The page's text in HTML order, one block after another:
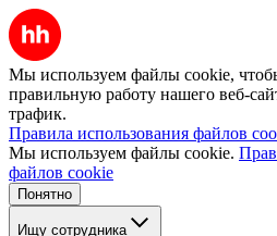
Мы используем файлы cookie,
правильную работу нашего веб-
трафик.
Правила использования файлов
Мы используем файлы cookie.
файлов cookie
Понятно
Ищу сотрудника